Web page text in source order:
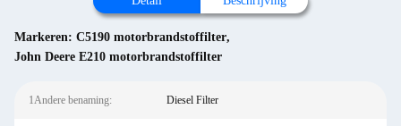
Markeren: C5190 motorbrandstoffilter,
John Deere E210 motorbrandstoffilter
1Andere benaming: Diesel Filter